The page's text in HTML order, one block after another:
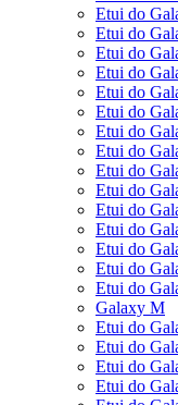
Etui do
Etui do
Etui do
Etui do
Etui do
Etui do
Etui do
Etui do
Etui do
Etui do
Etui do
Etui do
Etui do
Etui do
Etui do
Galaxy M
Etui do
Etui do
Etui do
Etui do